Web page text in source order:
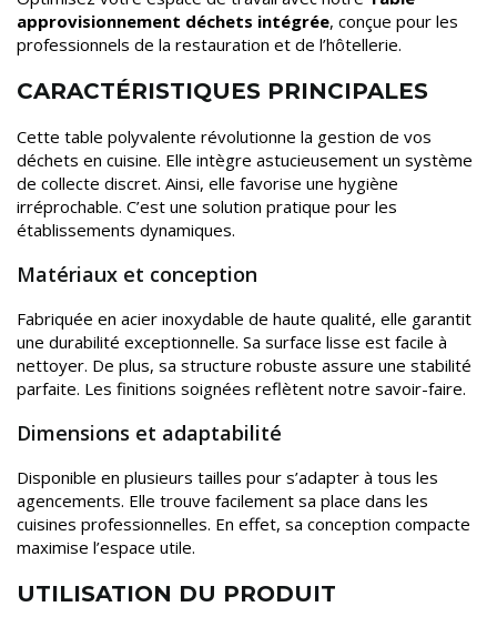
approvisionnement déchets intégrée, conçue pour les
professionnels de la restauration et de l’hôtellerie.
CARACTÉRISTIQUES PRINCIPALES
Cette table polyvalente révolutionne la gestion de vos
déchets en cuisine. Elle intègre astucieusement un système
de collecte discret. Ainsi, elle favorise une hygiène
irréprochable. C’est une solution pratique pour les
établissements dynamiques.
Matériaux et conception
Fabriquée en acier inoxydable de haute qualité, elle garantit
une durabilité exceptionnelle. Sa surface lisse est facile à
nettoyer. De plus, sa structure robuste assure une stabilité
parfaite. Les finitions soignées reflètent notre savoir-faire.
Dimensions et adaptabilité
Disponible en plusieurs tailles pour s’adapter à tous les
agencements. Elle trouve facilement sa place dans les
cuisines professionnelles. En effet, sa conception compacte
maximise l’espace utile.
UTILISATION DU PRODUIT